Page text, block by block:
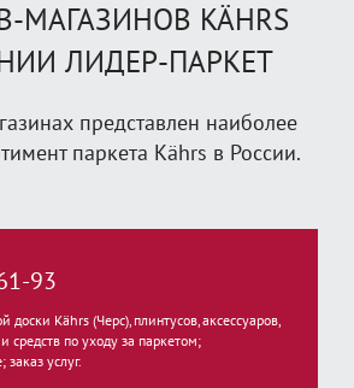
МАГАЗИНОВ KÄHRS
ЛИДЕР-ПАРКЕТ
представлен наиболее
паркета Kährs в России.
93
доски Kährs (Черс), плинтусов, аксессуаров,
средств по уходу за паркетом;
заказ услуг.